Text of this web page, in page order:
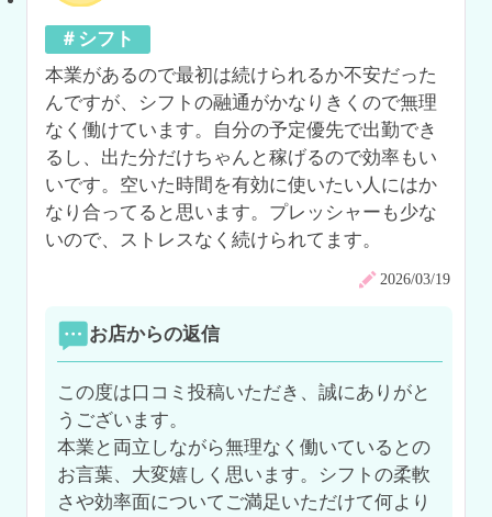
＃シフト
本業があるので最初は続けられるか不安だった
んですが、シフトの融通がかなりきくので無理
なく働けています。自分の予定優先で出勤でき
るし、出た分だけちゃんと稼げるので効率もい
いです。空いた時間を有効に使いたい人にはか
なり合ってると思います。プレッシャーも少な
いので、ストレスなく続けられてます。
2026/03/19
お店からの返信
この度は口コミ投稿いただき、誠にありがと
うございます。
本業と両立しながら無理なく働いているとの
お言葉、大変嬉しく思います。シフトの柔軟
さや効率面についてご満足いただけて何より